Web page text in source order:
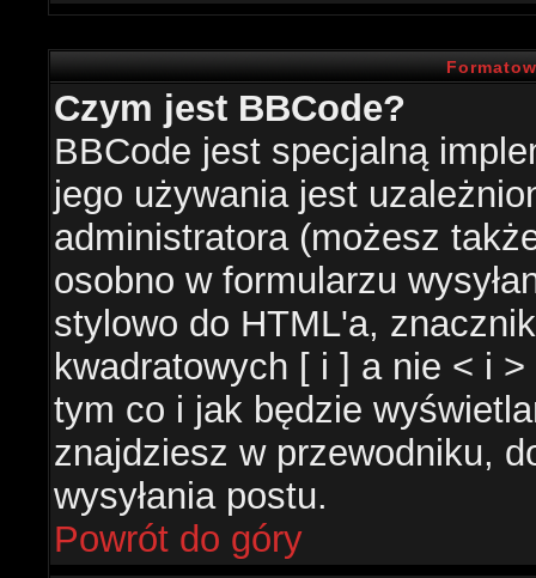
Czym jest BBCode?
BBCode jest specjalną
jego używania jest
administratora (możesz
osobno w formularzu
stylowo do HTML'a,
kwadratowych [ i ] a nie < i
tym co i jak będzie
znajdziesz w przewodniku,
wysyłania postu.
Powrót do góry